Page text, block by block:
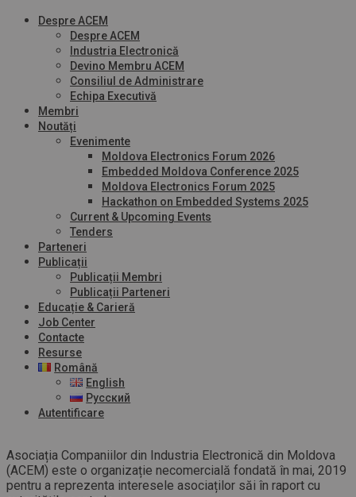
Despre ACEM
Despre ACEM
Industria Electronică
Devino Membru ACEM
Consiliul de Administrare
Echipa Executivă
Membri
Noutăți
Evenimente
Moldova Electronics Forum 2026
Embedded Moldova Conference 2025
Moldova Electronics Forum 2025
Hackathon on Embedded Systems 2025
Current & Upcoming Events
Tenders
Parteneri
Publicații
Publicații Membri
Publicații Parteneri
Educație & Carieră
Job Center
Contacte
Resurse
Română
English
Русский
Autentificare
Asociația Companiilor din Industria Electronică din Moldova
(ACEM) este o organizație necomercială fondată în mai, 2019
pentru a reprezenta interesele asociaților săi în raport cu